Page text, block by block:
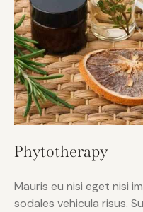
Phytotherapy
Mauris eu nisi eget nisi
sodales vehicula risus.